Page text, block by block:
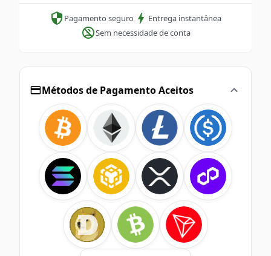
Pagamento seguro
Entrega instantânea
Sem necessidade de conta
Métodos de Pagamento Aceitos